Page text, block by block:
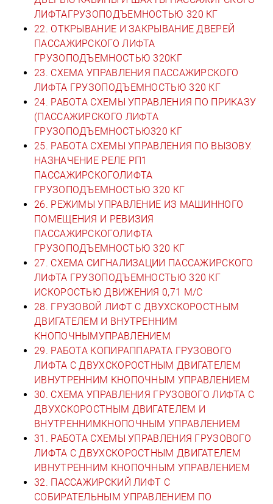
ЛИФТАГРУЗОПОДЪЕМНОСТЬЮ 320 КГ
22. ОТКРЫВАНИЕ И ЗАКРЫВАНИЕ ДВЕРЕЙ
ПАССАЖИРСКОГО ЛИФТА
ГРУЗОПОДЪЕМНОСТЬЮ 320КГ
23. СХЕМА УПРАВЛЕНИЯ ПАССАЖИРСКОГО
ЛИФТА ГРУЗОПОДЪЕМНОСТЬЮ 320 КГ
24. РАБОТА СХЕМЫ УПРАВЛЕНИЯ ПО ПРИКАЗУ
(ПАССАЖИРСКОГО ЛИФТА
ГРУЗОПОДЪЕМНОСТЬЮ320 КГ
25. РАБОТА СХЕМЫ УПРАВЛЕНИЯ ПО ВЫЗОВУ.
НАЗНАЧЕНИЕ РЕЛЕ РП1
ПАССАЖИРСКОГОЛИФТА
ГРУЗОПОДЪЕМНОСТЬЮ 320 КГ
26. РЕЖИМЫ УПРАВЛЕНИЕ ИЗ МАШИННОГО
ПОМЕЩЕНИЯ И РЕВИЗИЯ
ПАССАЖИРСКОГОЛИФТА
ГРУЗОПОДЪЕМНОСТЬЮ 320 КГ
27. СХЕМА СИГНАЛИЗАЦИИ ПАССАЖИРСКОГО
ЛИФТА ГРУЗОПОДЪЕМНОСТЬЮ 320 КГ
ИСКОРОСТЬЮ ДВИЖЕНИЯ 0,71 М/С
28. ГРУЗОВОЙ ЛИФТ С ДВУХСКОРОСТНЫМ
ДВИГАТЕЛЕМ И ВНУТРЕННИМ
КНОПОЧНЫМУПРАВЛЕНИЕМ
29. РАБОТА КОПИРАППАРАТА ГРУЗОВОГО
ЛИФТА С ДВУХСКОРОСТНЫМ ДВИГАТЕЛЕМ
ИВНУТРЕННИМ КНОПОЧНЫМ УПРАВЛЕНИЕМ
30. СХЕМА УПРАВЛЕНИЯ ГРУЗОВОГО ЛИФТА С
ДВУХСКОРОСТНЫМ ДВИГАТЕЛЕМ И
ВНУТРЕННИМКНОПОЧНЫМ УПРАВЛЕНИЕМ
31. РАБОТА СХЕМЫ УПРАВЛЕНИЯ ГРУЗОВОГО
ЛИФТА С ДВУХСКОРОСТНЫМ ДВИГАТЕЛЕМ
ИВНУТРЕННИМ КНОПОЧНЫМ УПРАВЛЕНИЕМ
32. ПАССАЖИРСКИЙ ЛИФТ С
СОБИРАТЕЛЬНЫМ УПРАВЛЕНИЕМ ПО